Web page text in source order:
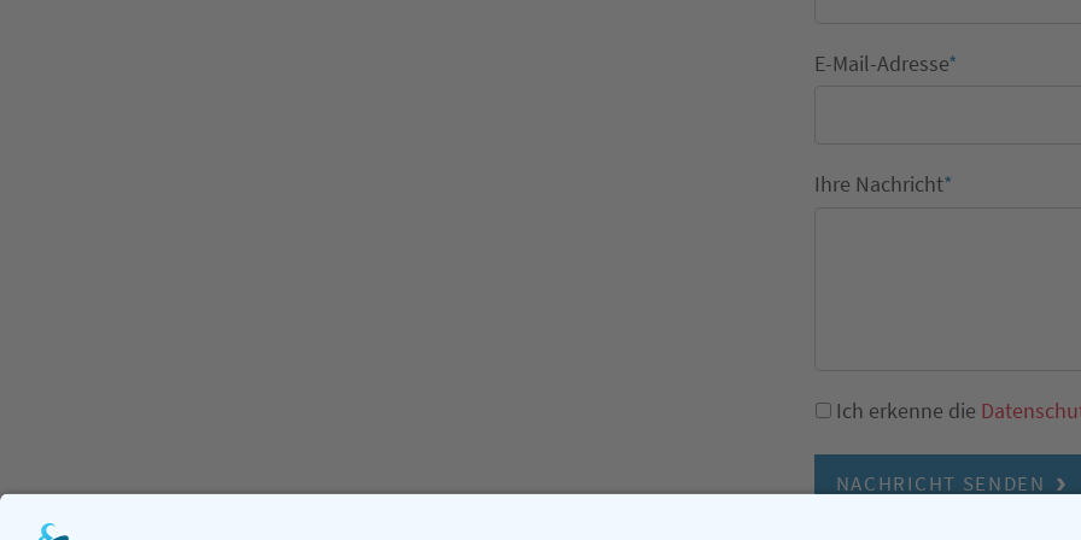
E-Mail-Adresse*
Ihre Nachricht*
Ich erkenne die
NACHRICHT SENDEN